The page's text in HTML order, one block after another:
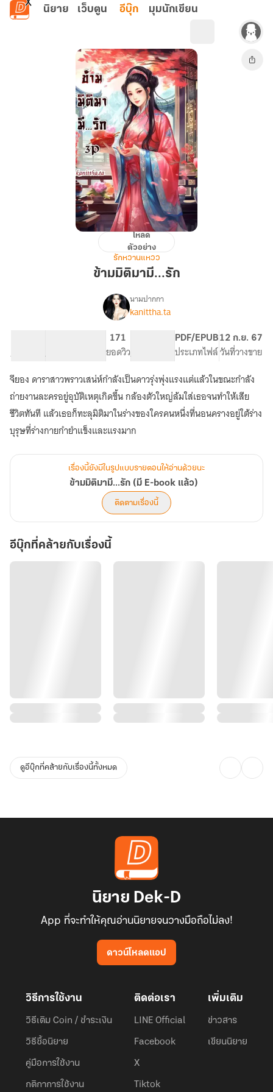
ข้ามไปยังเนื้อหาหลัก
นิยาย เว็บตูน อีบุ๊ก มุมนักเขียน
มามี...รัก
โหลด
ตัวอย่าง
รักหวานแหวว
ข้ามมิติมามี...รัก
เรื่อง
book
แล้ว)
นามปากกา
kanittha.ta
จำนวนคำ จำนวนหน้า (A5)
171
ยอดวิวระดับเนื้อหา
PDF/EPUB
ประเภทไฟล์
12 ก.ย. 67
วันที่วางขาย
จียอง ดาราสาวพราวเสน่ห์กำลังเป็นดาวรุ่งพุ่งแรงแต่แล้วในขณะกำลัง
ถ่ายงานละครอยู่อุบัติเหตุเกิดขึ้น กล้องตัวใหญ่ล้มใส่เธอจนทำให้เสีย
ชีวิตทันที แล้วเธอก็ทะลุมิติมาในร่างของใครคนหนึ่งที่นอนครางอยู่ใต้ร่าง
บุรุษที่ร่างกายกำยำแข็งและแรงมาก
เรื่องนี้ยังมีในรูปแบบรายตอนให้อ่านด้วยนะ
ข้ามมิติมามี...รัก (มี E-book แล้ว)
ติดตามเรื่องนี้
อีบุ๊กที่คล้ายกับเรื่องนี้
ดูอีบุ๊กที่คล้ายกับเรื่องนี้ทั้งหมด
นิยาย Dek-D
App ที่จะทำให้คุณอ่านนิยายจนวางมือถือไม่ลง!
ดาวน์โหลดแอป
วิธีการใช้งาน
วิธีเติม Coin / ชำระเงิน
วิธีซื้อนิยาย
คู่มือการใช้งาน
กติกาการใช้งาน
ติดต่อเรา
LINE Official
Facebook
X
Tiktok
เพิ่มเติม
ข่าวสาร
เขียนนิยาย